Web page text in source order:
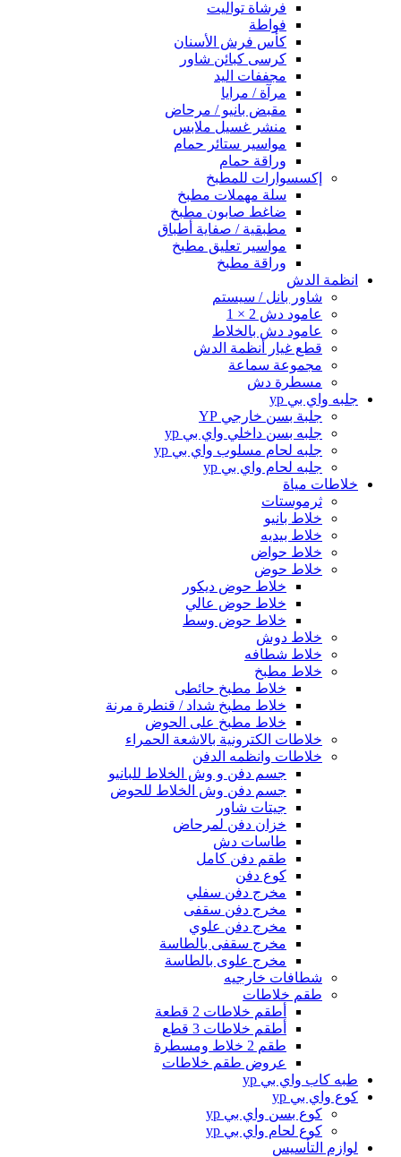
فرشاة تواليت
فواطة
كأس فرش الأسنان
كرسى كبائن شاور
مجففات اليد
مرآة / مرايا
مقبض بانيو / مرحاض
منشر غسيل ملابس
مواسير ستائر حمام
وراقة حمام
إكسسوارات للمطبخ
سلة مهملات مطبخ
ضاغط صابون مطبخ
مطبقية / صفاية أطباق
مواسير تعليق مطبخ
وراقة مطبخ
انظمة الدش
شاور بانل / سيستم
عامود دش 2 × 1
عامود دش بالخلاط
قطع غيار أنظمة الدش
مجموعة سماعة
مسطرة دش
جلبه واي بي yp
جلبة بسن خارجي YP
جلبه بسن داخلي واي بي yp
جلبه لحام مسلوب واي بي yp
جلبه لحام واي بي yp
خلاطات مياة
ثرموستات
خلاط بانيو
خلاط بيديه
خلاط حواض
خلاط حوض
خلاط حوض ديكور
خلاط حوض عالي
خلاط حوض وسط
خلاط دوش
خلاط شطافه
خلاط مطبخ
خلاط مطبخ حائطى
خلاط مطبخ شداد / قنطرة مرنة
خلاط مطبخ على الحوض
خلاطات الكترونية بالاشعة الحمراء
خلاطات وانظمه الدفن
جسم دفن و وش الخلاط للبانيو
جسم دفن وش الخلاط للحوض
جيتات شاور
خزان دفن لمرحاض
طاسات دش
طقم دفن كامل
كوع دفن
مخرج دفن سفلي
مخرج دفن سقفى
مخرج دفن علوي
مخرج سقفى بالطاسة
مخرج علوى بالطاسة
شطافات خارجيه
طقم خلاطات
أطقم خلاطات 2 قطعة
أطقم خلاطات 3 قطع
طقم 2 خلاط ومسطرة
عروض طقم خلاطات
طبه كاب واي بي yp
كوع واي بي yp
كوع بسن واي بي yp
كوع لحام واي بي yp
لوازم التأسيس